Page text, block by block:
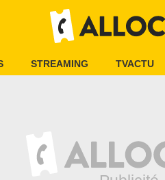
STREAMING TVACTU